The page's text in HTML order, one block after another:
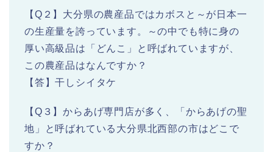
【Q２】大分県の農産品ではカボスと～が日本一
の生産量を誇っています。～の中でも特に身の
厚い高級品は「どんこ」と呼ばれていますが、
この農産品はなんですか？
【答】干しシイタケ
【Q３】からあげ専門店が多く、「からあげの聖
地」と呼ばれている大分県北西部の市はどこで
すか？